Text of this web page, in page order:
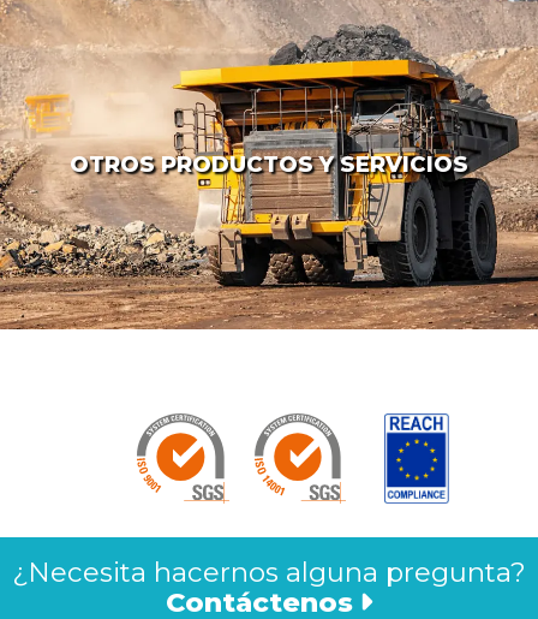
OTROS PRODUCTOS Y SERVICIOS
¿Necesita hacernos alguna pregunta?
Contáctenos